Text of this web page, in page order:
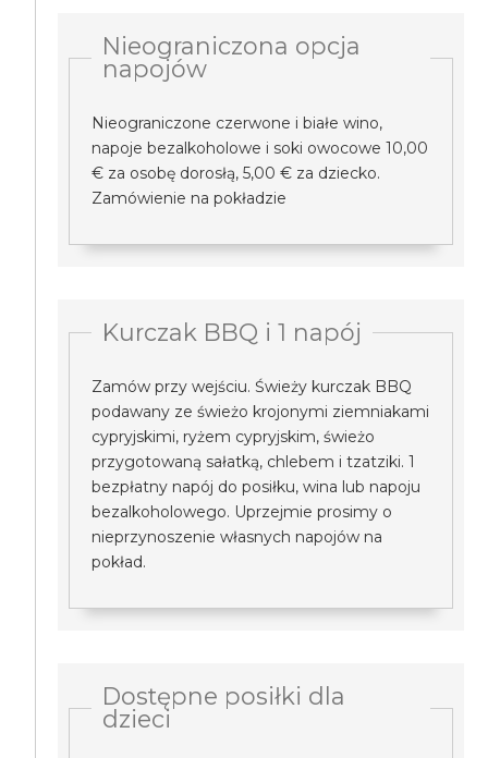
Nieograniczona opcja
napojów
Nieograniczone czerwone i białe wino,
napoje bezalkoholowe i soki owocowe 10,00
€ za osobę dorosłą, 5,00 € za dziecko.
Zamówienie na pokładzie
Kurczak BBQ i 1 napój
Zamów przy wejściu. Świeży kurczak BBQ
podawany ze świeżo krojonymi ziemniakami
cypryjskimi, ryżem cypryjskim, świeżo
przygotowaną sałatką, chlebem i tzatziki. 1
bezpłatny napój do posiłku, wina lub napoju
bezalkoholowego. Uprzejmie prosimy o
nieprzynoszenie własnych napojów na
pokład.
Dostępne posiłki dla
dzieci